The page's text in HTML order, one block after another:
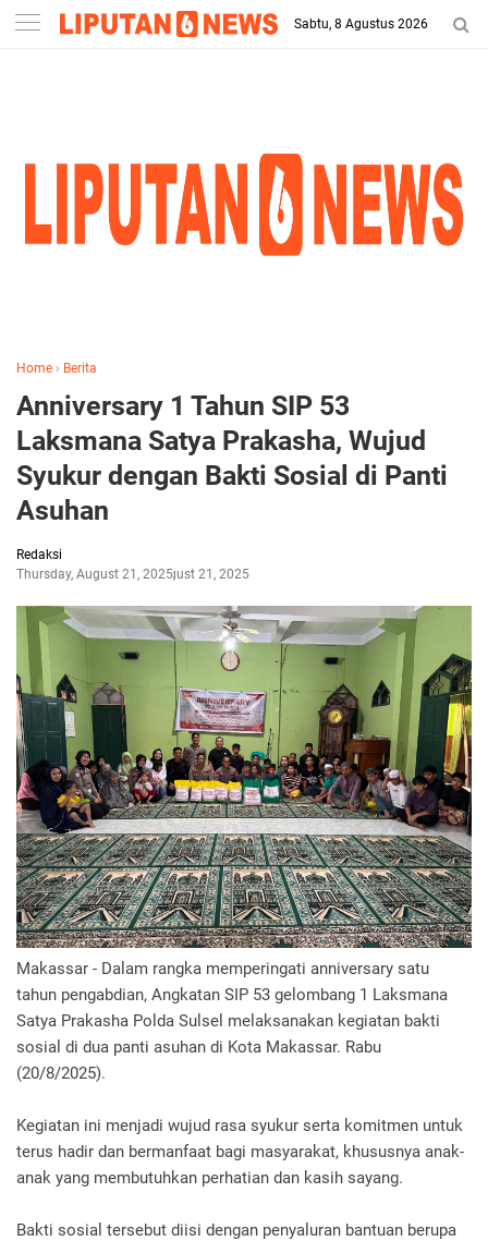
-->
Sabtu, 8 Agustus 2026
Home › Berita
Anniversary 1 Tahun SIP 53
Laksmana Satya Prakasha, Wujud
Syukur dengan Bakti Sosial di Panti
Asuhan
Redaksi
Thursday, August 21, 2025August 21, 2025
Makassar - Dalam rangka memperingati anniversary satu
tahun pengabdian, Angkatan SIP 53 gelombang 1 Laksmana
Satya Prakasha Polda Sulsel melaksanakan kegiatan bakti
sosial di dua panti asuhan di Kota Makassar. Rabu
(20/8/2025).
Kegiatan ini menjadi wujud rasa syukur serta komitmen untuk
terus hadir dan bermanfaat bagi masyarakat, khususnya anak-
anak yang membutuhkan perhatian dan kasih sayang.
Bakti sosial tersebut diisi dengan penyaluran bantuan berupa